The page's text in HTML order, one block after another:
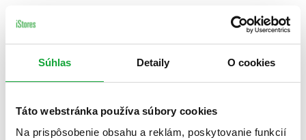
Súhlas Detaily O cookies
Táto webstránka používa súbory cookies
Na prispôsobenie obsahu a reklám, poskytovanie funkcií